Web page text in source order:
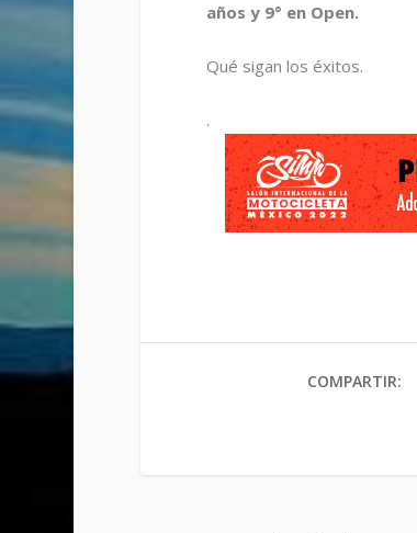
años y 9° en Open.
Qué sigan los éxitos.
.
COMPARTIR: